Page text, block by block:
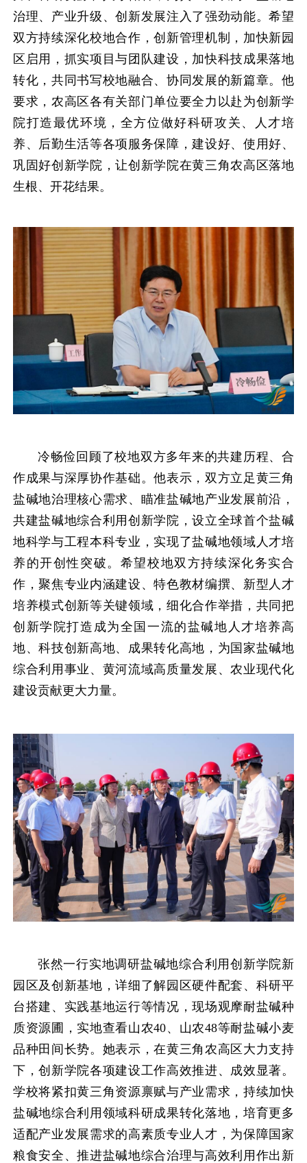
治理、产业升级、创新发展注入了强劲动能。希望
双方持续深化校地合作，创新管理机制，加快新园
区启用，抓实项目与团队建设，加快科技成果落地
转化，共同书写校地融合、协同发展的新篇章。他
要求，农高区各有关部门单位要全力以赴为创新学
院打造最优环境，全方位做好科研攻关、人才培
养、后勤生活等各项服务保障，建设好、使用好、
巩固好创新学院，让创新学院在黄三角农高区落地
生根、开花结果。
冷畅俭回顾了校地双方多年来的共建历程、合
作成果与深厚协作基础。他表示，双方立足黄三角
盐碱地治理核心需求、瞄准盐碱地产业发展前沿，
共建盐碱地综合利用创新学院，设立全球首个盐碱
地科学与工程本科专业，实现了盐碱地领域人才培
养的开创性突破。希望校地双方持续深化务实合
作，聚焦专业内涵建设、特色教材编撰、新型人才
培养模式创新等关键领域，细化合作举措，共同把
创新学院打造成为全国一流的盐碱地人才培养高
地、科技创新高地、成果转化高地，为国家盐碱地
综合利用事业、黄河流域高质量发展、农业现代化
建设贡献更大力量。
张然一行实地调研盐碱地综合利用创新学院新
园区及创新基地，详细了解园区硬件配套、科研平
台搭建、实践基地运行等情况，现场观摩耐盐碱种
质资源圃，实地查看山农40、山农48等耐盐碱小麦
品种田间长势。她表示，在黄三角农高区大力支持
下，创新学院各项建设工作高效推进、成效显著。
学校将紧扣黄三角资源禀赋与产业需求，持续加快
盐碱地综合利用领域科研成果转化落地，培育更多
适配产业发展需求的高素质专业人才，为保障国家
粮食安全、推进盐碱地综合治理与高效利用作出新